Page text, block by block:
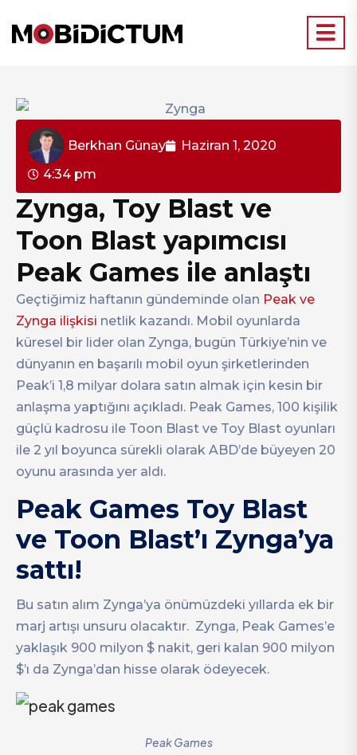
Berkhan Günay
Haziran 1, 2020
4:34 pm
Zynga, Toy Blast ve
Toon Blast yapımcısı
Peak Games ile anlaştı
Geçtiğimiz haftanın gündeminde olan Peak ve
Zynga ilişkisi netlik kazandı. Mobil oyunlarda
küresel bir lider olan Zynga, bugün Türkiye’nin ve
dünyanın en başarılı mobil oyun şirketlerinden
Peak’i 1,8 milyar dolara satın almak için kesin bir
anlaşma yaptığını açıkladı. Peak Games, 100 kişilik
güçlü kadrosu ile Toon Blast ve Toy Blast oyunları
ile 2 yıl boyunca sürekli olarak ABD’de büyeyen 20
oyunu arasında yer aldı.
Peak Games Toy Blast
ve Toon Blast’ı Zynga’ya
sattı!
Bu satın alım Zynga’ya önümüzdeki yıllarda ek bir
marj artışı unsuru olacaktır. Zynga, Peak Games’e
yaklaşık 900 milyon $ nakit, geri kalan 900 milyon
$’ı da Zynga’dan hisse olarak ödeyecek.
Peak Games